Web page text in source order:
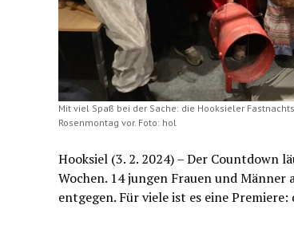
Mit viel Spaß bei der Sache: die Hooksieler
Rosenmontag vor. Foto: hol
Hooksiel (3. 2. 2024) – Der Countdown
Wochen. 14 jungen Frauen und Männer
entgegen. Für viele ist es eine